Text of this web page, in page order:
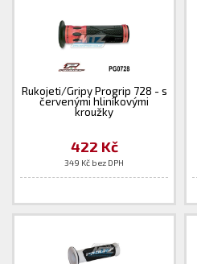
Rukojeti/Gripy Progrip 728 - s
červenými hliníkovými
kroužky
422 Kč
349 Kč bez DPH